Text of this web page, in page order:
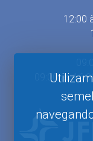
12:00
09:00 às